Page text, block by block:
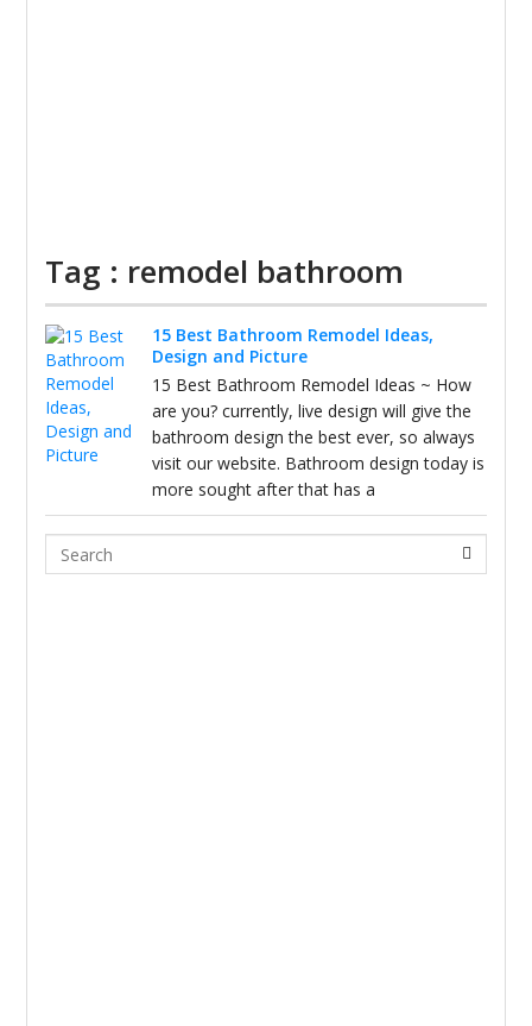
Tag : remodel bathroom
15 Best Bathroom Remodel Ideas,
Design and Picture
15 Best Bathroom Remodel Ideas ~ How
are you? currently, live design will give the
bathroom design the best ever, so always
visit our website. Bathroom design today is
more sought after that has a
Search